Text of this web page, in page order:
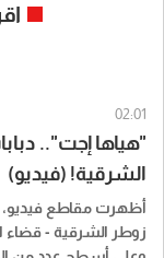
02:01
"هياها إجت"..
الشرقية! (فيديو)
أظهرت مقاطع فيديو،
زوطر الشرقية - قضاء